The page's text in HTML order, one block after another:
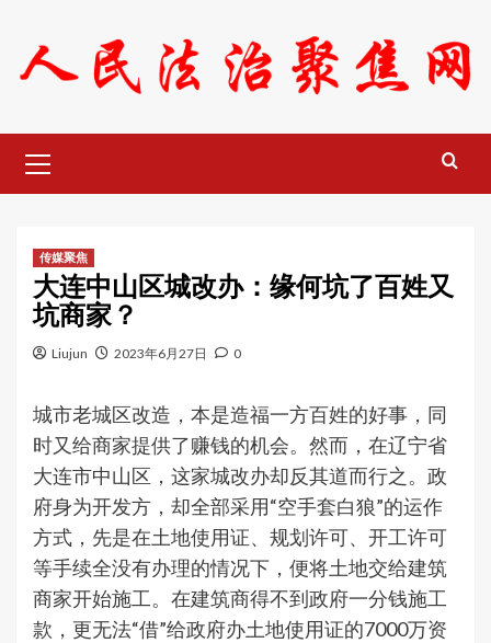
content
Menu
传媒聚焦
大连中山区城改办：缘何坑了百姓又
坑商家？
Liujun 2023年6月27日 0
城市老城区改造，本是造福一方百姓的好事，同
时又给商家提供了赚钱的机会。然而，在辽宁省
大连市中山区，这家城改办却反其道而行之。政
府身为开发方，却全部采用“空手套白狼”的运作
方式，先是在土地使用证、规划许可、开工许可
等手续全没有办理的情况下，便将土地交给建筑
商家开始施工。在建筑商得不到政府一分钱施工
款，更无法“借”给政府办土地使用证的7000万资